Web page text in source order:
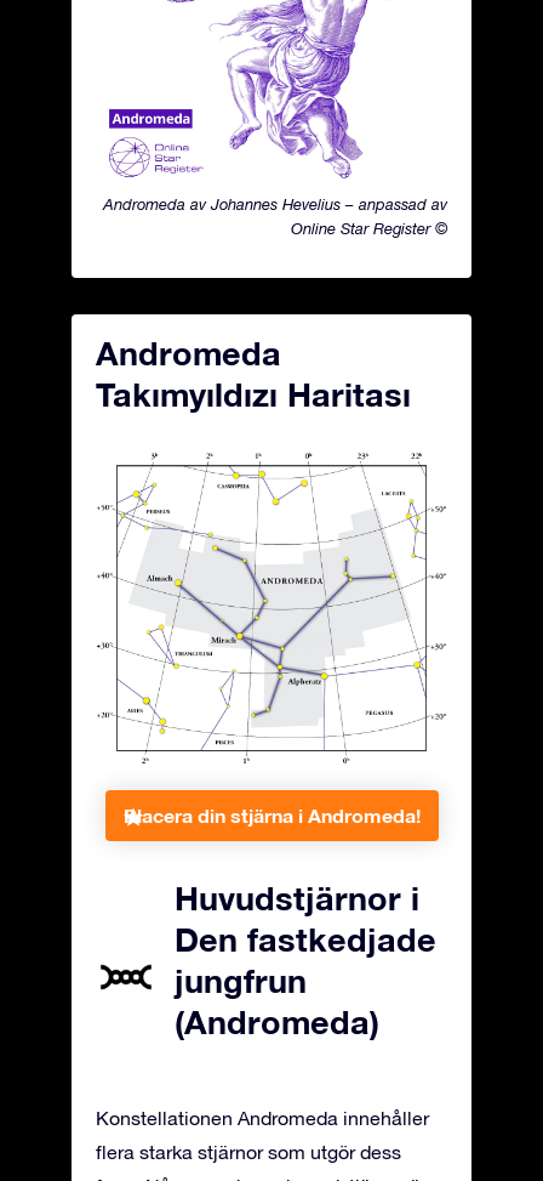
Andromeda av Johannes Hevelius – anpassad av
Online Star Register ©
Andromeda
Takımyıldızı Haritası
Placera din stjärna i Andromeda!
Huvudstjärnor i
Den fastkedjade
jungfrun
(Andromeda)
Konstellationen Andromeda innehåller
flera starka stjärnor som utgör dess